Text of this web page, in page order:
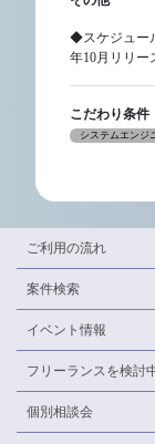
◆スケジュー
年10月リリー
こだわり条件
システムエンジ
ご利用の流れ
案件検索
イベント情報
フリーランスを検討
個別相談会